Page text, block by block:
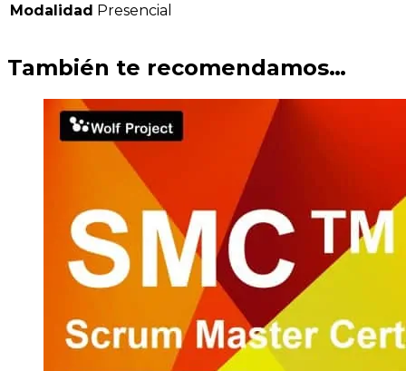
Modalidad Presencial
También te recomendamos…